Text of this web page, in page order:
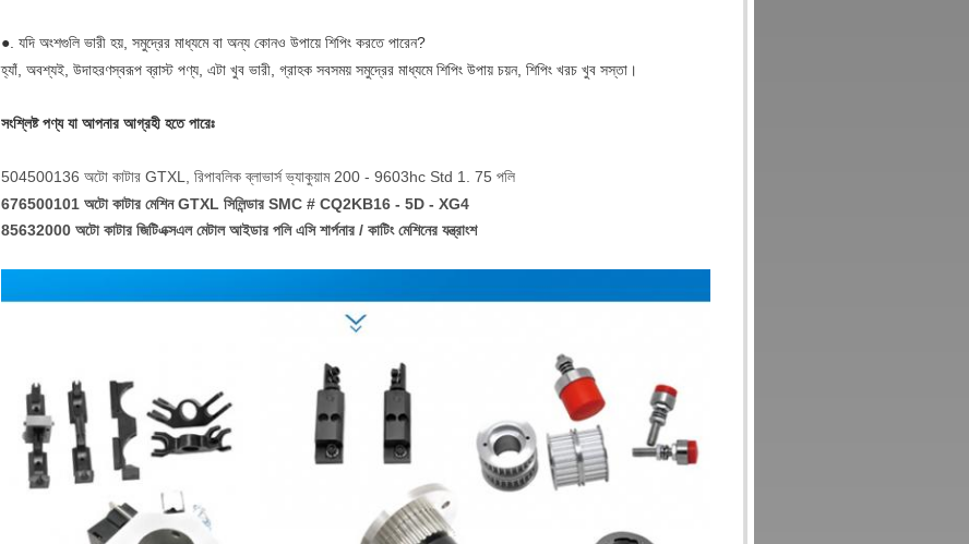
●. যদি অংশগুলি ভারী হয়, সমুদ্রের মাধ্যমে বা অন্য কোনও উপায়ে শিপিং করতে পারেন?
হ্যাঁ, অবশ্যই, উদাহরণস্বরূপ ব্রাস্ট পণ্য, এটা খুব ভারী, গ্রাহক সবসময় সমুদ্রের মাধ্যমে শিপিং উপায় চয়ন, শিপিং খরচ খুব সস্তা।
সংশ্লিষ্ট পণ্য যা আপনার আগ্রহী হতে পারেঃ
504500136 অটো কাটার GTXL, রিপাবলিক ব্লাভার্স ভ্যাকুয়াম 200 - 9603hc Std 1. 75 পলি
676500101 অটো কাটার মেশিন GTXL সিলিন্ডার SMC # CQ2KB16 - 5D - XG4
85632000 অটো কাটার জিটিএক্সএল মেটাল আইডার পলি এসি শার্পনার / কাটিং মেশিনের যন্ত্রাংশ